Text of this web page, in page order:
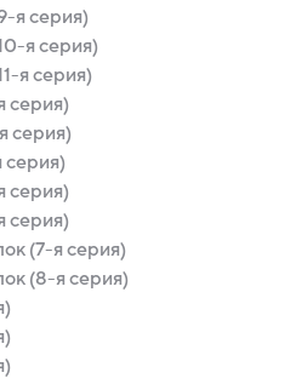
я серия)
я серия)
я серия)
серия)
серия)
серия)
серия)
серия)
(7-я серия)
(8-я серия)